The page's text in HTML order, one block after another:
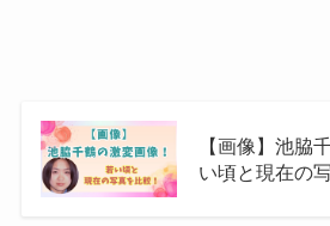
【画像】池脇
い頃と現在の